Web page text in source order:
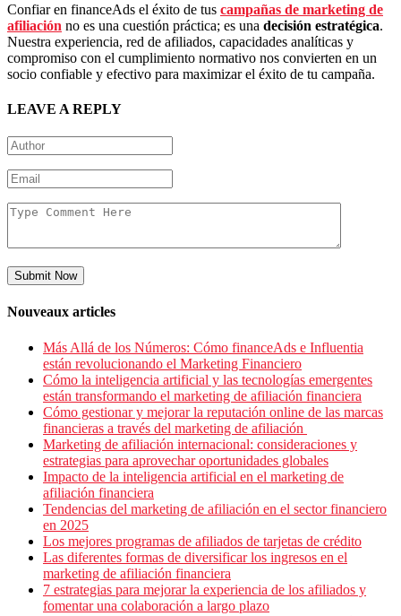
Confiar en financeAds el éxito de tus campañas de marketing de
afiliación no es una cuestión práctica; es una decisión estratégica.
Nuestra experiencia, red de afiliados, capacidades analíticas y
compromiso con el cumplimiento normativo nos convierten en un
socio confiable y efectivo para maximizar el éxito de tu campaña.
LEAVE A REPLY
Submit Now
Nouveaux articles
Más Allá de los Números: Cómo financeAds e Influentia
están revolucionando el Marketing Financiero
Cómo la inteligencia artificial y las tecnologías emergentes
están transformando el marketing de afiliación financiera
Cómo gestionar y mejorar la reputación online de las marcas
financieras a través del marketing de afiliación
Marketing de afiliación internacional: consideraciones y
estrategias para aprovechar oportunidades globales
Impacto de la inteligencia artificial en el marketing de
afiliación financiera
Tendencias del marketing de afiliación en el sector financiero
en 2025
Los mejores programas de afiliados de tarjetas de crédito
Las diferentes formas de diversificar los ingresos en el
marketing de afiliación financiera
7 estrategias para mejorar la experiencia de los afiliados y
fomentar una colaboración a largo plazo